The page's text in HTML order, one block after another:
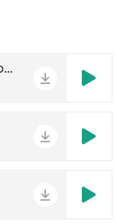
Один Взгляд Назад ( Кавер-Вариация)